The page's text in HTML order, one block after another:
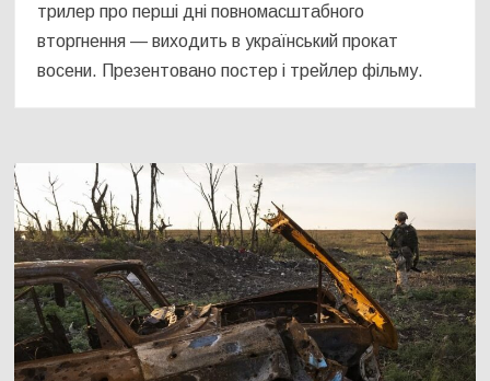
трилер про перші дні повномасштабного
вторгнення — виходить в український прокат
восени. Презентовано постер і трейлер фільму.